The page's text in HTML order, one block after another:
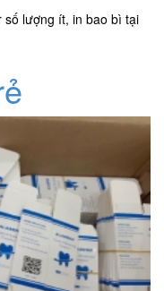
số lượng ít, in bao bì tại